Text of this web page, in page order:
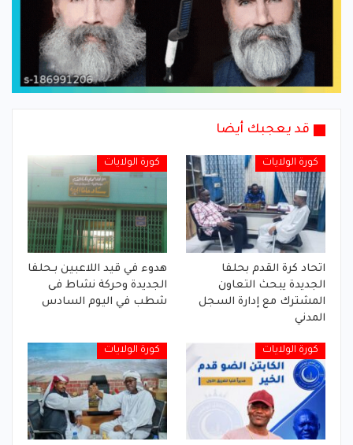
قد يعجبك أيضا
كورة الولايات
اتحاد كرة القدم بحلفا
الجديدة يبحث التعاون
المشترك مع إدارة السجل
المدني
كورة الولايات
هدوء في قيد اللاعبين بـحلفا
الجديدة وحركة نشاط فى
شطب في اليوم السادس
كورة الولايات كورة الولايات